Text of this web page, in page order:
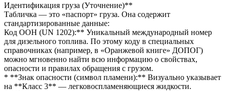
Идентификация груза (Уточнение)**
Табличка — это «паспорт» груза. Она содержит
стандартизированные данные:
Код ООН (UN 1202):** Уникальный международный номер
для дизельного топлива. По этому коду в специальных
справочниках (например, в «Оранжевой книге» ДОПОГ)
можно мгновенно найти всю информацию о свойствах,
опасности и правилах обращения с грузом.
* **Знак опасности (символ пламени):** Визуально указывает
на **Класс 3** — легковоспламеняющиеся жидкости.